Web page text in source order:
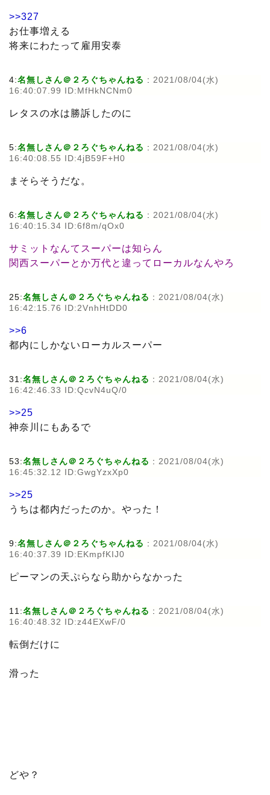
>>327
お仕事増える
将来にわたって雇用安泰
4:名無しさん＠２ろぐちゃんねる : 2021/08/04(水)
16:40:07.99 ID:MfHkNCNm0
レタスの水は勝訴したのに
5:名無しさん＠２ろぐちゃんねる : 2021/08/04(水)
16:40:08.55 ID:4jB59F+H0
まそらそうだな。
6:名無しさん＠２ろぐちゃんねる : 2021/08/04(水)
16:40:15.34 ID:6f8m/qOx0
サミットなんてスーパーは知らん
関西スーパーとか万代と違ってローカルなんやろ
25:名無しさん＠２ろぐちゃんねる : 2021/08/04(水)
16:42:15.76 ID:2VnhHtDD0
>>6
都内にしかないローカルスーパー
31:名無しさん＠２ろぐちゃんねる : 2021/08/04(水)
16:42:46.33 ID:QcvN4uQ/0
>>25
神奈川にもあるで
53:名無しさん＠２ろぐちゃんねる : 2021/08/04(水)
16:45:32.12 ID:GwgYzxXp0
>>25
うちは都内だったのか。やった！
9:名無しさん＠２ろぐちゃんねる : 2021/08/04(水)
16:40:37.39 ID:EKmpfKIJ0
ピーマンの天ぷらなら助からなかった
11:名無しさん＠２ろぐちゃんねる : 2021/08/04(水)
16:40:48.32 ID:z44EXwF/0
転倒だけに
滑った
どや？